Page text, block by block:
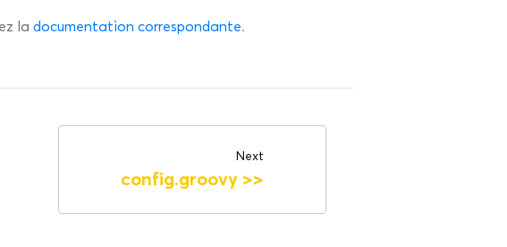
la documentation correspondante.
Next
config.groovy>>